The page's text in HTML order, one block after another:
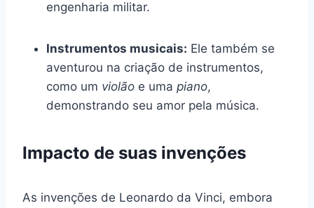
engenharia militar.
Instrumentos musicais: Ele também se
aventurou na criação de instrumentos,
como um violão e uma piano,
demonstrando seu amor pela música.
Impacto de suas invenções
As invenções de Leonardo da Vinci, embora